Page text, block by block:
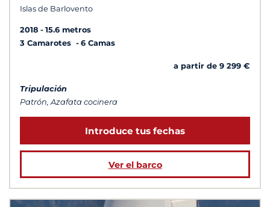
Islas de Barlovento
2018
15.6 metros
3 Camarotes
6 Camas
a partir de 9 299 €
Tripulación
Patrón, Azafata cocinera
Introduce tus fechas
Ver el barco